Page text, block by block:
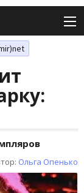
Ольга Опенько